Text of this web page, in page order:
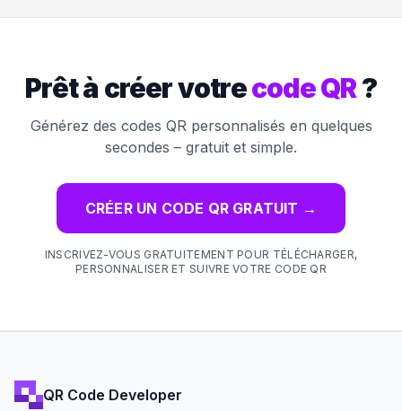
Prêt à créer votrecode QR?
Générez des codes QR personnalisés en quelques
secondes – gratuit et simple.
CRÉER UN CODE QR GRATUIT →
INSCRIVEZ-VOUS GRATUITEMENT POUR TÉLÉCHARGER,
PERSONNALISER ET SUIVRE VOTRE CODE QR
QR Code Developer